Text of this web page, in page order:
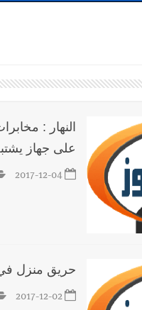
توكتوك وتغريم صاحبهما بسبب
تعقدان الاجتماع
وساتر ترابي قبالة آخر
الاثنين احتجاجا على
السابق أشرف دبور:
لـ اليونيفيل .. مسؤول غربي
هل ننتظر الحقيقة؟
النهار :
على جهاز
2017-12-04
حريق منزل في
2017-12-02